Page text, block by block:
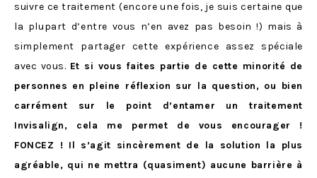
suivre ce traitement (encore une fois, je suis certaine que
la plupart d’entre vous n’en avez pas besoin !) mais à
simplement partager cette expérience assez spéciale
avec vous. Et si vous faites partie de cette minorité de
personnes en pleine réflexion sur la question, ou bien
carrément sur le point d’entamer un traitement
Invisalign, cela me permet de vous encourager !
FONCEZ ! Il s’agit sincèrement de la solution la plus
agréable, qui ne mettra (quasiment) aucune barrière à